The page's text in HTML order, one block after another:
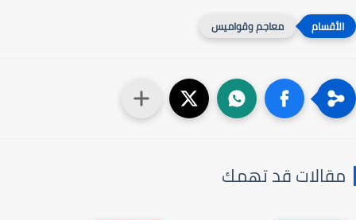
معاجم وقواميس
مقالات قد تهمك